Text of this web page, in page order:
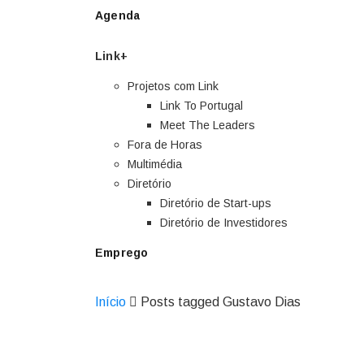
Agenda
Link+
Projetos com Link
Link To Portugal
Meet The Leaders
Fora de Horas
Multimédia
Diretório
Diretório de Start-ups
Diretório de Investidores
Emprego
Início Posts tagged Gustavo Dias